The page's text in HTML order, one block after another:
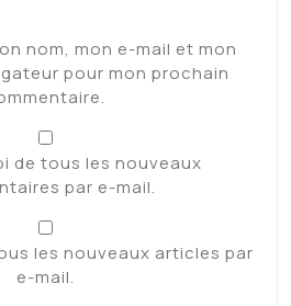
nom, mon e-mail et mon
pour mon prochain
de tous les nouveaux
par e-mail.
les nouveaux articles par
e-mail.